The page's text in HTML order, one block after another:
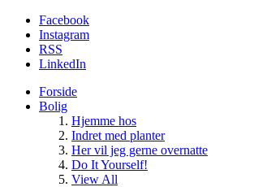
Facebook
Instagram
RSS
LinkedIn
Forside
Bolig
Hjemme hos
Indret med planter
Her vil jeg gerne overnatte
Do It Yourself!
View All